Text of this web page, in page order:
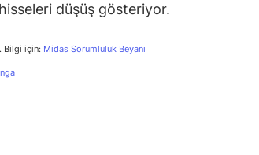
düşüş gösteriyor.
Bilgi için: Midas Sorumluluk Beyanı